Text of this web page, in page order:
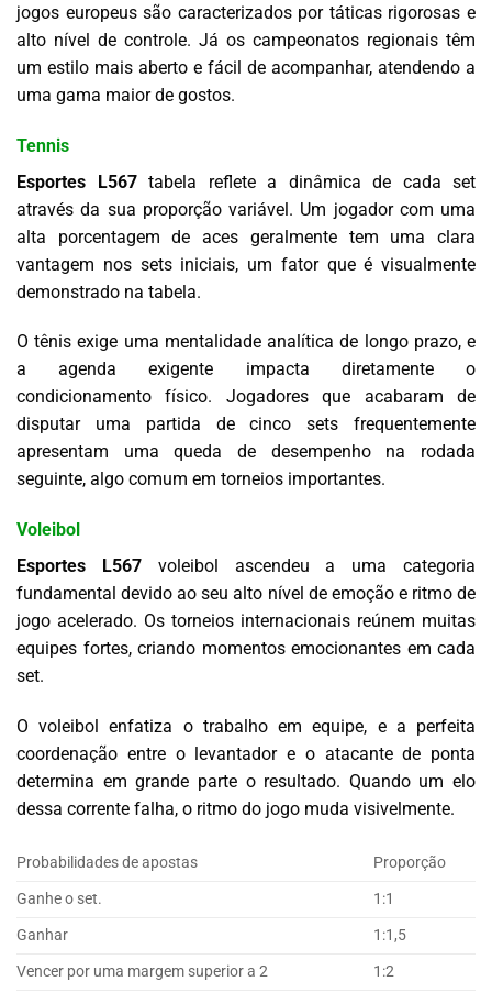
jogos europeus são caracterizados por táticas rigorosas e
alto nível de controle. Já os campeonatos regionais têm
um estilo mais aberto e fácil de acompanhar, atendendo a
uma gama maior de gostos.
Tennis
Esportes L567tabela reflete a dinâmica de cada set
através da sua proporção variável. Um jogador com uma
alta porcentagem de aces geralmente tem uma clara
vantagem nos sets iniciais, um fator que é visualmente
demonstrado na tabela.
O tênis exige uma mentalidade analítica de longo prazo, e
a agenda exigente impacta diretamente o
condicionamento físico. Jogadores que acabaram de
disputar uma partida de cinco sets frequentemente
apresentam uma queda de desempenho na rodada
seguinte, algo comum em torneios importantes.
Voleibol
Esportes L567voleibol ascendeu a uma categoria
fundamental devido ao seu alto nível de emoção e ritmo de
jogo acelerado. Os torneios internacionais reúnem muitas
equipes fortes, criando momentos emocionantes em cada
set.
O voleibol enfatiza o trabalho em equipe, e a perfeita
coordenação entre o levantador e o atacante de ponta
determina em grande parte o resultado. Quando um elo
dessa corrente falha, o ritmo do jogo muda visivelmente.
Probabilidades de apostas
Proporção
Ganhe o set.
1:1
Ganhar
1:1,5
Vencer por uma margem superior a 2
1:2